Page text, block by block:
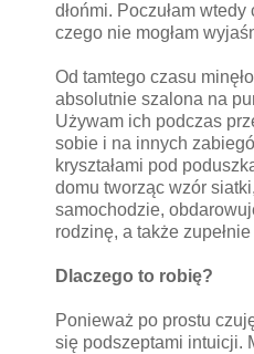
dłońmi. Poczułam
czego nie mogłam
Od tamtego czasu
absolutnie szalona na
Używam ich podczas
sobie i na innych
kryształami pod
domu tworząc wzór
samochodzie,
rodzinę, a także
Dlaczego to robię?
Ponieważ po prostu
się podszeptami intuicji.